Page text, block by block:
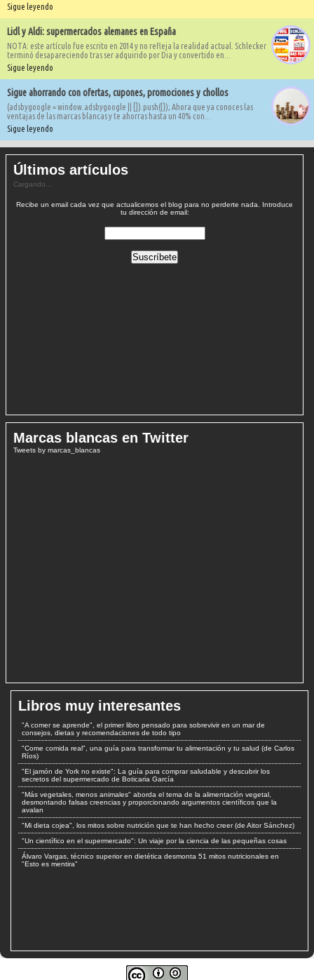
Sigue leyendo
Lidl y Aldi: supermercados alemanes en España
NOTA: este artículo fue escrito en 2014 y no refleja la realidad actual. Schlecker
terminó desapareciendo tras ser adquirido por Dia y convertido en...
Sigue leyendo
Sigue ahorrando con ofertas, cupones, promociones y chollos
(adsbygoogle = window.adsbygoogle || []).push({}); Ahora que ya conoces las
ventajas de las marcas blancas y te ahorras hasta un 40% con...
Sigue leyendo
Últimos artículos
Cargando...
Recibe un email cada vez que actualicemos el blog para no perderte nada. Introduce
tu dirección de email:
Marcas blancas en Twitter
Tweets by marcas_blancas
Libros muy interesantes
"A comer se aprende", el primer libro pensado para sobrevivir en un mar de
consejos, dietas y recomendaciones de todo tipo
"Come comida real", una guía para transformar tu alimentación y tu salud (de Carlos
Ríos)
"El jamón de York no existe": La guía para comprar saludable y descubrir los
secretos del supermercado de Boticaria García
"Más vegetales, menos animales" aborda el tema de la alimentación vegetal,
desmontando falsas creencias y proporcionando argumentos científicos que la
avalan
"Mi dieta cojea", los mitos sobre nutrición que te han hecho creer (de Aitor Sánchez)
"Un científico en el supermercado": Un viaje por la ciencia de las pequeñas cosas
Álvaro Vargas, técnico superior en dietética desmonta 51 mitos nutricionales en
"Esto es mentira"